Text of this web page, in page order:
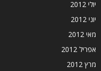
יולי 2012
יוני 2012
מאי 2012
אפריל 2012
מרץ 2012